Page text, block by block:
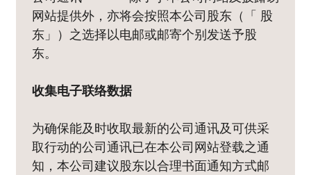
网站提供外，亦将会按照本公司股东（「 股
东」）之选择以电邮或邮寄个别发送予股
东。
收集电子联络数据
为确保能及时收取最新的公司通讯及可供采
取行动的公司通讯已在本公司网站登载之通
知，本公司建议股东以合理书面通知方式邮